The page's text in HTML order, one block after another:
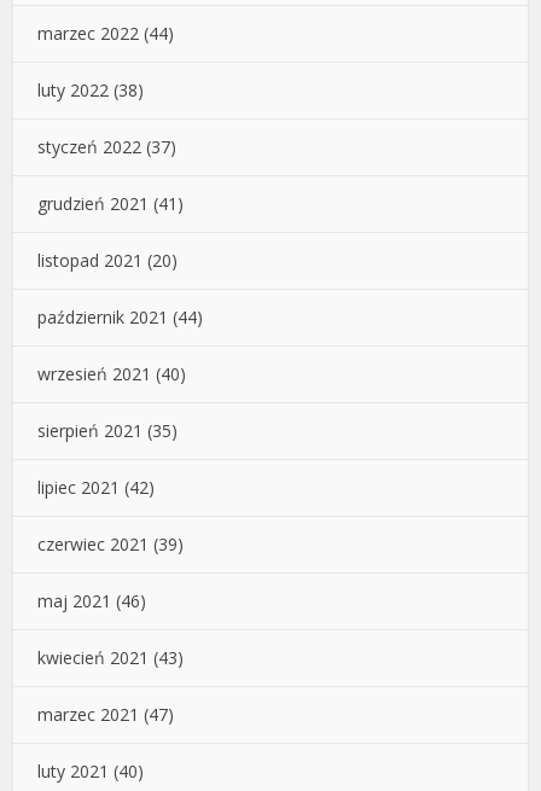
marzec 2022 (44)
luty 2022 (38)
styczeń 2022 (37)
grudzień 2021 (41)
listopad 2021 (20)
październik 2021 (44)
wrzesień 2021 (40)
sierpień 2021 (35)
lipiec 2021 (42)
czerwiec 2021 (39)
maj 2021 (46)
kwiecień 2021 (43)
marzec 2021 (47)
luty 2021 (40)